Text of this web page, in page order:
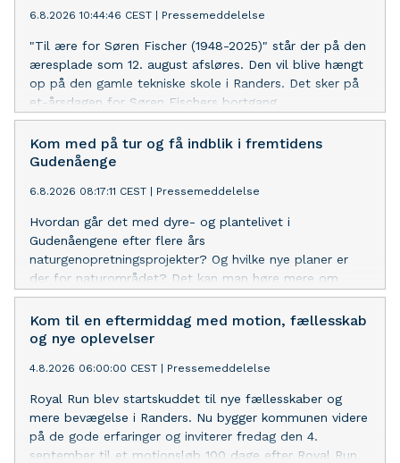
6.8.2026 10:44:46 CEST | Pressemeddelelse
"Til ære for Søren Fischer (1948-2025)" står der på den
æresplade som 12. august afsløres. Den vil blive hængt
op på den gamle tekniske skole i Randers. Det sker på
et-årsdagen for Søren Fischers bortgang.
Kom med på tur og få indblik i fremtidens
Gudenåenge
6.8.2026 08:17:11 CEST | Pressemeddelelse
Hvordan går det med dyre- og plantelivet i
Gudenåengene efter flere års
naturgenopretningsprojekter? Og hvilke nye planer er
der for naturområdet? Det kan man høre mere om
onsdag den 19. august, når Aage V. Jensen Naturfond
og Randers Naturcenter inviterer til guidet tur i
Gudenåengene.
Kom til en eftermiddag med motion, fællesskab
og nye oplevelser
4.8.2026 06:00:00 CEST | Pressemeddelelse
Royal Run blev startskuddet til nye fællesskaber og
mere bevægelse i Randers. Nu bygger kommunen videre
på de gode erfaringer og inviterer fredag den 4.
september til et motionsløb 100 dage efter Royal Run.